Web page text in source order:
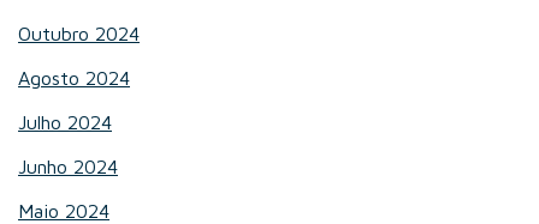
Outubro 2024
Agosto 2024
Julho 2024
Junho 2024
Maio 2024